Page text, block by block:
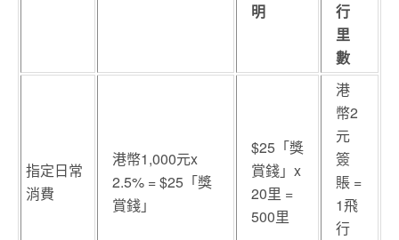
明
行
里
數
指定日常
消費
港幣1,000元x
2.5% = $25「獎
賞錢」
$25「獎
賞錢」x
20里 =
500里
港
幣2
元
簽
賬 =
1飛
行